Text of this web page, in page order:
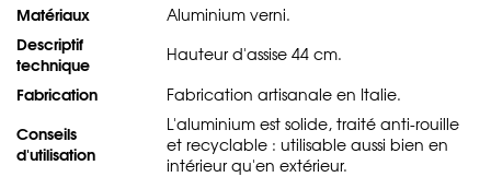
Matériaux Aluminium verni.
Descriptif
technique
Hauteur d'assise 44 cm.
Fabrication Fabrication artisanale en Italie.
Conseils
d'utilisation
L'aluminium est solide, traité anti-rouille
et recyclable : utilisable aussi bien en
intérieur qu'en extérieur.